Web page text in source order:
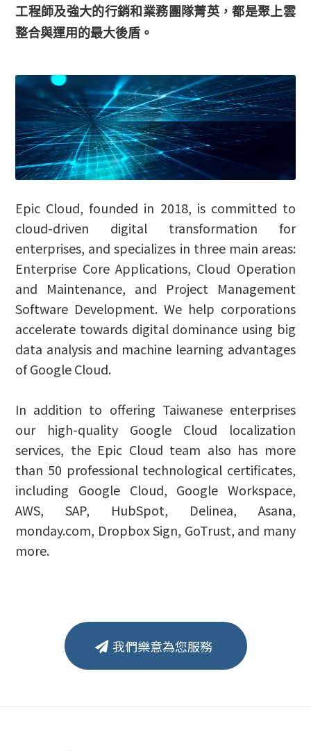
工程師及強大的行銷和業務團隊菁英，都是聚上雲
整合與運用的最大後盾。
​Epic Cloud, founded in 2018, is committed to
cloud-driven digital transformation for
enterprises, and specializes in three main areas:
Enterprise Core Applications, Cloud Operation
and Maintenance, and Project Management
Software Development. We help corporations
accelerate towards digital dominance using big
data analysis and machine learning advantages
of Google Cloud.
​In addition to offering Taiwanese enterprises
our high-quality Google Cloud localization
services, the Epic Cloud team also has more
than 50 professional technological certificates,
including Google Cloud, Google Workspace,
AWS, SAP, HubSpot, Delinea, Asana,
monday.com, Dropbox Sign, GoTrust, and many
more.
我們樂意為您服務